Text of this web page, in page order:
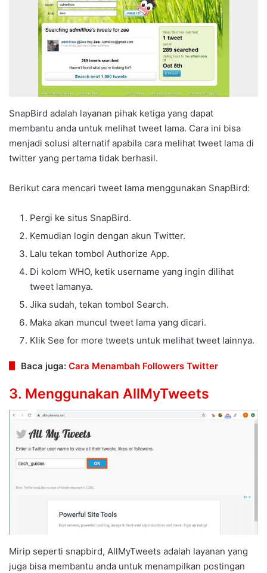
SnapBird adalah layanan pihak ketiga yang dapat
membantu anda untuk melihat tweet lama. Cara ini bisa
menjadi solusi alternatif apabila cara melihat tweet lama di
twitter yang pertama tidak berhasil.
Berikut cara mencari tweet lama menggunakan SnapBird:
Pergi ke situs SnapBird.
Kemudian login dengan akun Twitter.
Lalu tekan tombol Authorize App.
Di kolom WHO, ketik username yang ingin dilihat
tweet lamanya.
Jika sudah, tekan tombol Search.
Maka akan muncul tweet lama yang dicari.
Klik See for more tweets untuk melihat tweet lainnya.
Baca juga: Cara Menambah Followers Twitter
3. Menggunakan AllMyTweets
Mirip seperti snapbird, AllMyTweets adalah layanan yang
juga bisa membantu anda untuk menampilkan postingan